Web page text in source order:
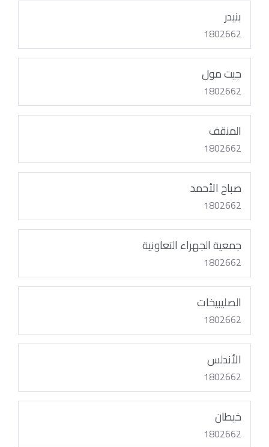
بنيدر
1802662
جيت مول
1802662
المنقف
1802662
صباح الأحمد
1802662
جمعية الجهراء التعاونية
1802662
الصليبيخات
1802662
الأندلس
1802662
خيطان
1802662